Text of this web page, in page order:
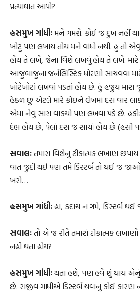
પ્રત્યાઘાત આપો?
હસમુખ ગાંધીઃમને ગમશે. કોઈ જ દુખ નહીં
ખોટું પણ લખાય તોય મને વાંધો નથી. હું તો
હોય તે લખે, જેના વિશે લખવું હોય તે લખે. મારે
આજુબાજુનાં જર્નલિસ્ટિક ધોરણો સાચવવા
ખોટેખોટાં લખવાં પડતાં હોય છે. હું હજુય મારા
હેઠળ છું એટલે મારે કોઇને લેખમાં દસ વાર
એમાં નેવું સારાં વાકયો પણ લખવાં પડે છે.
દંભ હોય છે, પેલાં દસ જ સાચાં હોય છે (હસી
સવાલઃતમારા વિશેનું ટીકાત્મક લખાણ
વાત જુદી થઈ પણ તમે ડિસ્ટર્બ તો થઈ જ જાઓ,
ખરો…
હસમુખ ગાંધીઃહા, કદાચ ન ગમે, ડિસ્ટર્બ થઈ
સવાલઃતો એ જ રીતે તમારાં ટીકાત્મક
નહીં થતા હોય?
હસમુખ ગાંધીઃથતા હશે, પણ હવે શું થાય એનું?
છે. રાજીવ ગાંધીએ ડિસ્ટર્બ થવાનું કોઈ